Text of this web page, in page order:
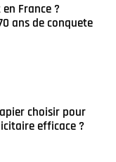
France ?
ans de conquete
choisir pour
efficace ?